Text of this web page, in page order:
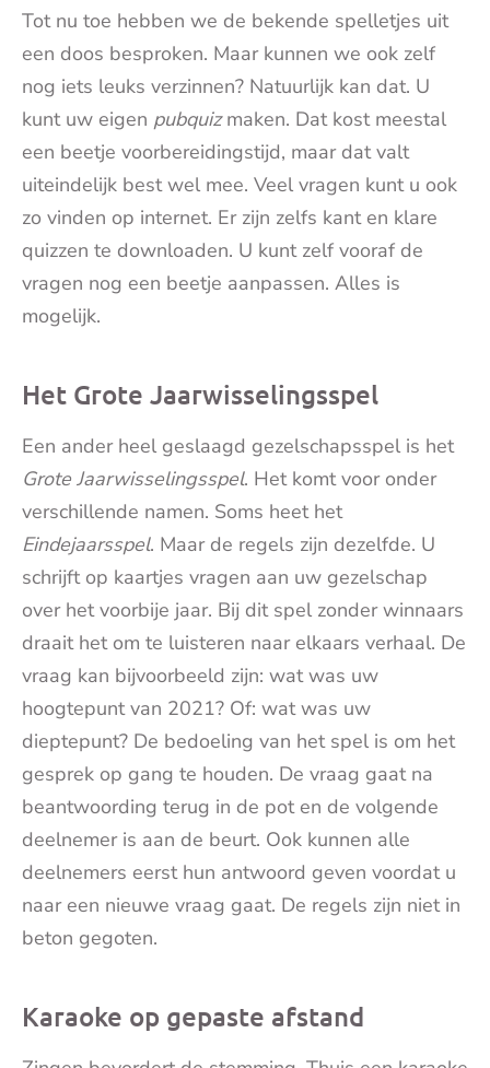
Tot nu toe hebben we de bekende spelletjes uit
een doos besproken. Maar kunnen we ook zelf
nog iets leuks verzinnen? Natuurlijk kan dat. U
kunt uw eigen pubquizmaken. Dat kost meestal
een beetje voorbereidingstijd, maar dat valt
uiteindelijk best wel mee. Veel vragen kunt u ook
zo vinden op internet. Er zijn zelfs kant en klare
quizzen te downloaden. U kunt zelf vooraf de
vragen nog een beetje aanpassen. Alles is
mogelijk.
Het Grote Jaarwisselingsspel
Een ander heel geslaagd gezelschapsspel is het
Grote Jaarwisselingsspel. Het komt voor onder
verschillende namen. Soms heet het
Eindejaarsspel. Maar de regels zijn dezelfde. U
schrijft op kaartjes vragen aan uw gezelschap
over het voorbije jaar. Bij dit spel zonder winnaars
draait het om te luisteren naar elkaars verhaal. De
vraag kan bijvoorbeeld zijn: wat was uw
hoogtepunt van 2021? Of: wat was uw
dieptepunt? De bedoeling van het spel is om het
gesprek op gang te houden. De vraag gaat na
beantwoording terug in de pot en de volgende
deelnemer is aan de beurt. Ook kunnen alle
deelnemers eerst hun antwoord geven voordat u
naar een nieuwe vraag gaat. De regels zijn niet in
beton gegoten.
Karaoke op gepaste afstand